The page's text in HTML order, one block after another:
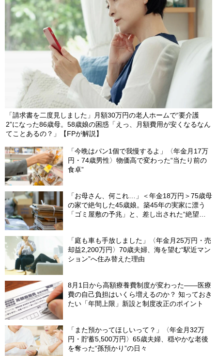
「請求書を二度見しました」月額30万円の老人ホームで“要介護
2”になった86歳母。58歳娘の困惑「えっ、月額費用が安くなるなん
てことあるの？」【FPが解説】
「今晩はパン1個で我慢するよ」〈年金月17万
円・74歳男性〉物価高で変わった“当たり前の
食卓”
「お母さん、何これ…」＜年金18万円＞75歳母
の家で絶句した45歳娘。築45年の実家に漂う
「ゴミ屋敷の予兆」と、差し出された“絶望の
「庭も車も手放しました」〈年金月25万円・売
却益2,200万円〉70歳夫婦、海を望む“駅近マン
ション”へ住み替えた理由
8月1日から高額療養費制度が変わった――医療
費の自己負担はいくら増えるのか？ 知っておき
たい「年間上限」新設と制度改正のポイント
「また預かってほしいって？」〈年金月32万
円・貯蓄5,500万円〉65歳夫婦、穏やかな老後
を奪った“孫預かり”の日々